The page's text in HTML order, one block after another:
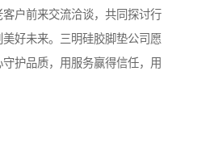
户前来交流洽谈，共同探讨行
好未来。三明硅胶脚垫公司愿
护品质，用服务赢得信任，用